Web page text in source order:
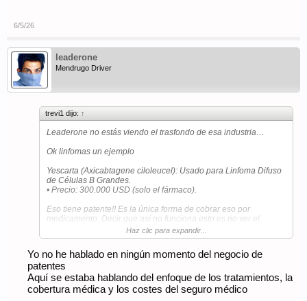
6/5/26
leaderone
Mendrugo Driver
trevi1 dijo: ↑
Leaderone no estás viendo el trasfondo de esa industria…
Ok linfomas un ejemplo
Yescarta (Axicabtagene ciloleucel): Usado para Linfoma Difuso
de Células B Grandes.
• Precio: 300.000 USD (solo el fármaco).
Eso tiene patente!! Es la única forma de cobrar eso por
medicamento. Decir que así no funciona esto es no ver el
negocio detrás de todo esto.
Summamadex… todo lo que te mete un anestesista lo pueden
hacer en india… cuando ese Yescarta pierda la patente bajar a
un 1% del valor actual.
El negocio no es el protocolo es el medicamento.
Haz clic para expandir...
Yo no he hablado en ningún momento del negocio de
patentes
Aquí se estaba hablando del enfoque de los tratamientos, la
cobertura médica y los costes del seguro médico